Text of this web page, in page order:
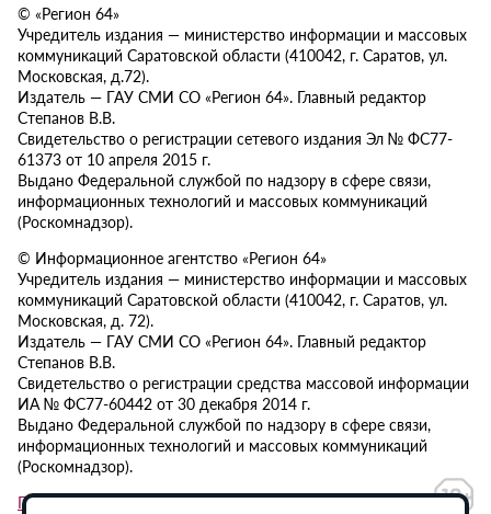
© «Регион 64»
Учредитель издания — министерство информации и массовых
коммуникаций Саратовской области (410042, г. Саратов, ул.
Московская, д.72).
Издатель — ГАУ СМИ СО «Регион 64». Главный редактор
Степанов В.В.
Свидетельство о регистрации сетевого издания Эл № ФС77-
61373 от 10 апреля 2015 г.
Выдано Федеральной службой по надзору в сфере связи,
информационных технологий и массовых коммуникаций
(Роскомнадзор).
© Информационное агентство «Регион 64»
Учредитель издания — министерство информации и массовых
коммуникаций Саратовской области (410042, г. Саратов, ул.
Московская, д. 72).
Издатель — ГАУ СМИ СО «Регион 64». Главный редактор
Степанов В.В.
Свидетельство о регистрации средства массовой информации
ИА № ФС77-60442 от 30 декабря 2014 г.
Выдано Федеральной службой по надзору в сфере связи,
информационных технологий и массовых коммуникаций
(Роскомнадзор).
Политика в отношении обработки персональных данных